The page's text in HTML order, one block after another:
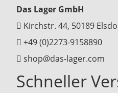
Das Lager GmbH
Kirchstr. 44, 50189
+49 (0)2273-9158890
shop@das-lager.com
Schneller